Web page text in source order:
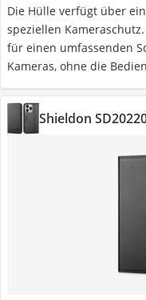
Die Hülle verfügt über
speziellen
für einen umfassenden
Kameras, ohne die
Shieldon